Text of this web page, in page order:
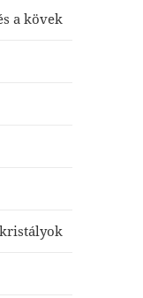
a kövek